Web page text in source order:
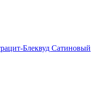
Блеквуд Сатиновый